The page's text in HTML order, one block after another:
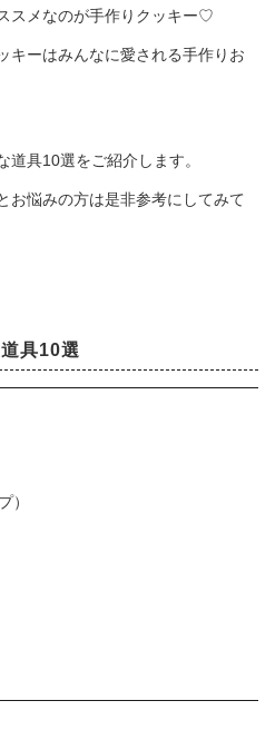
スメなのが手作りクッキー♡
キーはみんなに愛される手作りお
具10選をご紹介します。
お悩みの方は是非参考にしてみて
具10選
）